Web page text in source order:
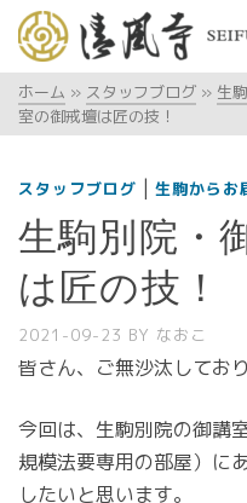
ホーム » スタッフブログ » 生
室の御戒壇は匠の技！
スタッフブログ | 生駒からお
生駒別院・
は匠の技！
2021-09-23 BY なおこ
皆さん、ご無沙汰してお
今回は、生駒別院の御講
規模法要専用の部屋）に
したいと思います。